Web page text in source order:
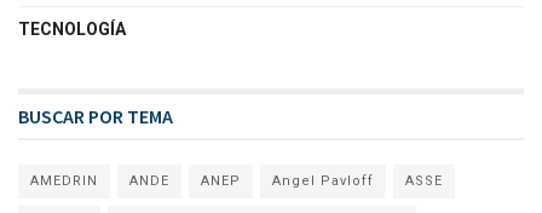
TECNOLOGÍA
BUSCAR POR TEMA
AMEDRIN ANDE ANEP Angel Pavloff ASSE